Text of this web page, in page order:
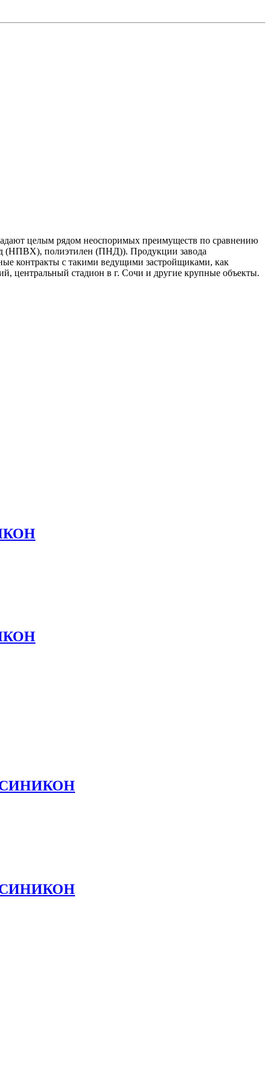
целым рядом неоспоримых преимуществ по сравнению
(НПВХ), полиэтилен (ПНД)). Продукции завода
контракты с такими ведущими застройщиками, как
стадион в г. Сочи и другие крупные объекты.
СИНИКОН
СИНИКОН